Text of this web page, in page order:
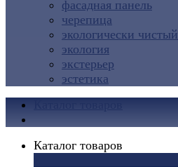
фасадная панель
черепица
экологически чистый
экология
экстерьер
эстетика
Каталог товаров